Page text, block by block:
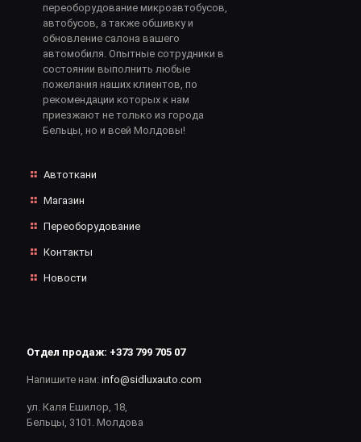
переоборудование микроавтобусов,
автобусов, а также обшивку и
обновление салона вашего
автомобиля. Опытные сотрудники в
состоянии выполнить любые
пожелания наших клиентов, по
рекомендации которых к нам
приезжают не только из города
Бельцы, но и всей Молдовы!
Автоткани
Магазин
Переоборудование
Контакты
Новости
Отдел продаж: +373 799 705 07
Напишите нам: info@sidluxauto.com
ул. Каля Ешилор, 18,
Бельцы, 3101. Молдова